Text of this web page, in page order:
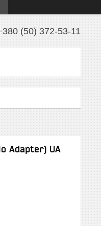
(50) 372-53-11
Adapter) UA